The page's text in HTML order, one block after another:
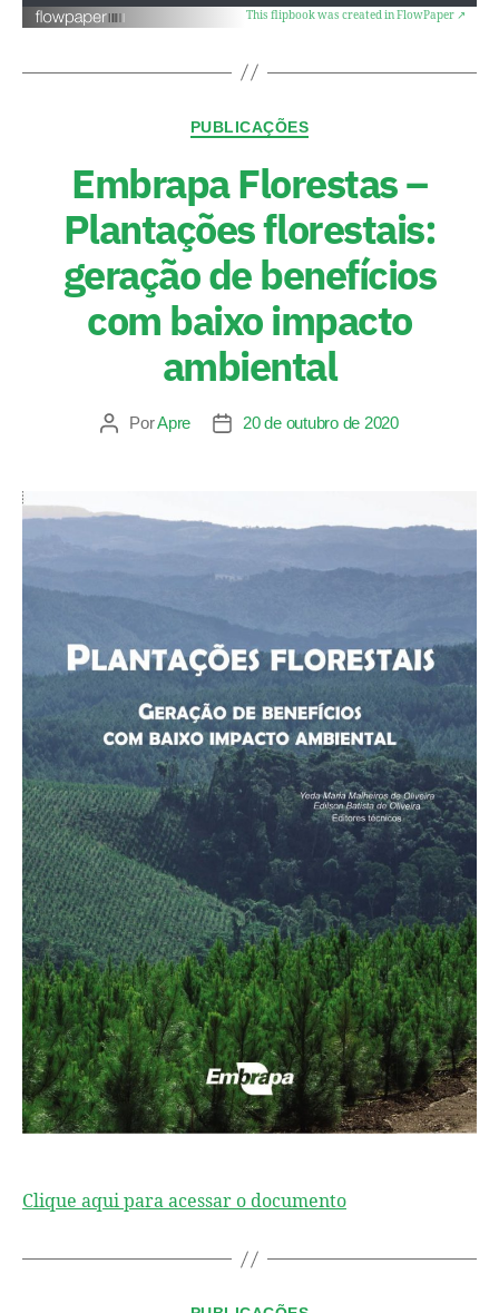
This flipbook was created in FlowPaper ↗
PUBLICAÇÕES
Embrapa Florestas –
Plantações florestais:
geração de benefícios
com baixo impacto
ambiental
PorApre 20 de outubro de 2020
Clique aqui para acessar o documento